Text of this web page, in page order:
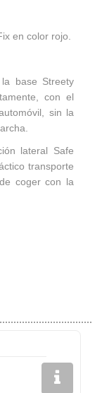
en color rojo.
base Streety
con el
sin la
lateral Safe
transporte
coger con la